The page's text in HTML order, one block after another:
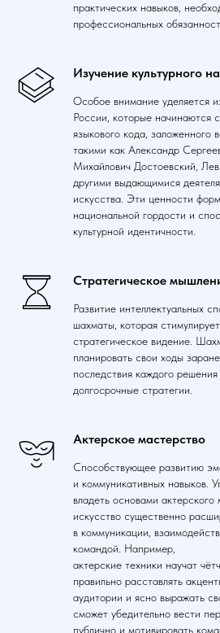
практических навыков,
профессиональных
Изучение культурного
Особое внимание уделяется
России, которые начинаются
языкового кода, заложенного
такими как Александр
Михайлович Достоевский,
другими выдающимися
искусства. Эти ценности
национальной гордости и
культурной идентичности.
Стратегическое
Развитие интеллектуальных
шахматы, которая
стратегическое видение.
планировать свои ходы
последствия каждого
долгосрочные стратегии.
Актерское мастерство
Способствующее развитию
и коммуникативных навыков.
владеть основами актерского
искусство существенно
в коммуникации,
командой. Например,
актерские техники научат
правильно расставлять
аудитории и ясно выражать
сможет убедительно вести
публично и мотивировать